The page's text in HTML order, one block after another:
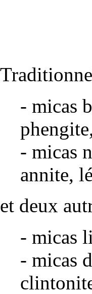
- micas
phengite
- micas
annite,
et deux
- micas
- micas